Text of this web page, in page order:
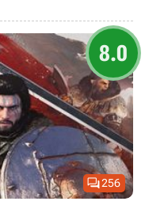
256
8.0